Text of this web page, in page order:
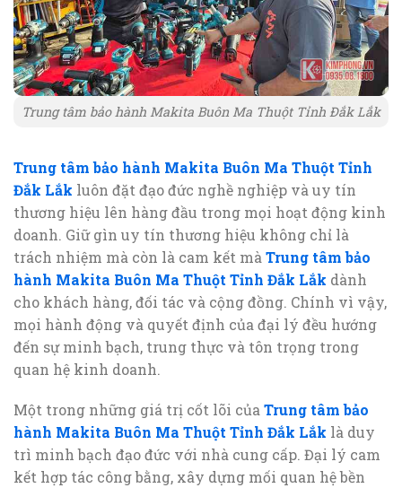
Trung tâm bảo hành Makita Buôn Ma Thuột Tỉnh Đắk Lắk
Trung tâm bảo hành Makita Buôn Ma Thuột Tỉnh
Đắk Lắk luôn đặt đạo đức nghề nghiệp và uy tín
thương hiệu lên hàng đầu trong mọi hoạt động kinh
doanh. Giữ gìn uy tín thương hiệu không chỉ là
trách nhiệm mà còn là cam kết mà Trung tâm bảo
hành Makita Buôn Ma Thuột Tỉnh Đắk Lắk dành
cho khách hàng, đối tác và cộng đồng. Chính vì vậy,
mọi hành động và quyết định của đại lý đều hướng
đến sự minh bạch, trung thực và tôn trọng trong
quan hệ kinh doanh.
Một trong những giá trị cốt lõi củaTrung tâm bảo
hành Makita Buôn Ma Thuột Tỉnh Đắk Lắk là duy
trì minh bạch đạo đức với nhà cung cấp. Đại lý cam
kết hợp tác công bằng, xây dựng mối quan hệ bền